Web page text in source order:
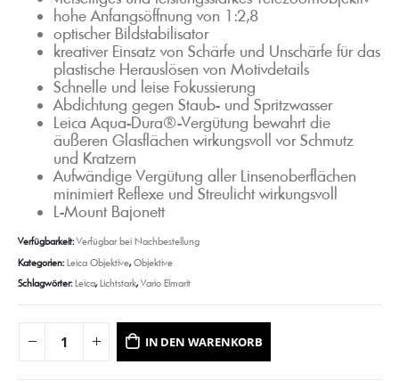
hohe Anfangsöffnung von 1:2,8
optischer Bildstabilisator
kreativer Einsatz von Schärfe und Unschärfe für das
plastische Herauslösen von Motivdetails
Schnelle und leise Fokussierung
Abdichtung gegen Staub- und Spritzwasser
Leica Aqua-Dura®-Vergütung bewahrt die
äußeren Glasflächen wirkungsvoll vor Schmutz
und Kratzern
Aufwändige Vergütung aller Linsenoberflächen
minimiert Reflexe und Streulicht wirkungsvoll
L-Mount Bajonett
Verfügbarkeit:Verfügbar bei Nachbestellung
Kategorien:Leica Objektive,Objektive
Schlagwörter:Leica,Lichtstark,Vario Elmarit
IN DEN WARENKORB